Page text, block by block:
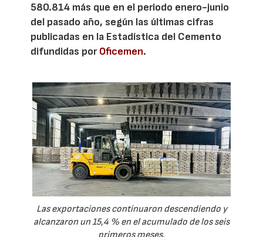
580.814 más que en el periodo enero-junio
del pasado año, según las últimas cifras
publicadas en la Estadística del Cemento
difundidas porOficemen.
Las exportaciones continuaron descendiendo y
alcanzaron un 15,4 % en el acumulado de los seis